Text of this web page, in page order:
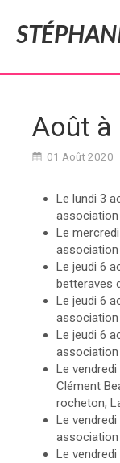
Août à
01 Août 2020
Le lundi 3
Le
Le jeudi 6
betteraves
Le jeudi 6
Le jeudi 6
Le
Clément
rocheton,
Le
Le